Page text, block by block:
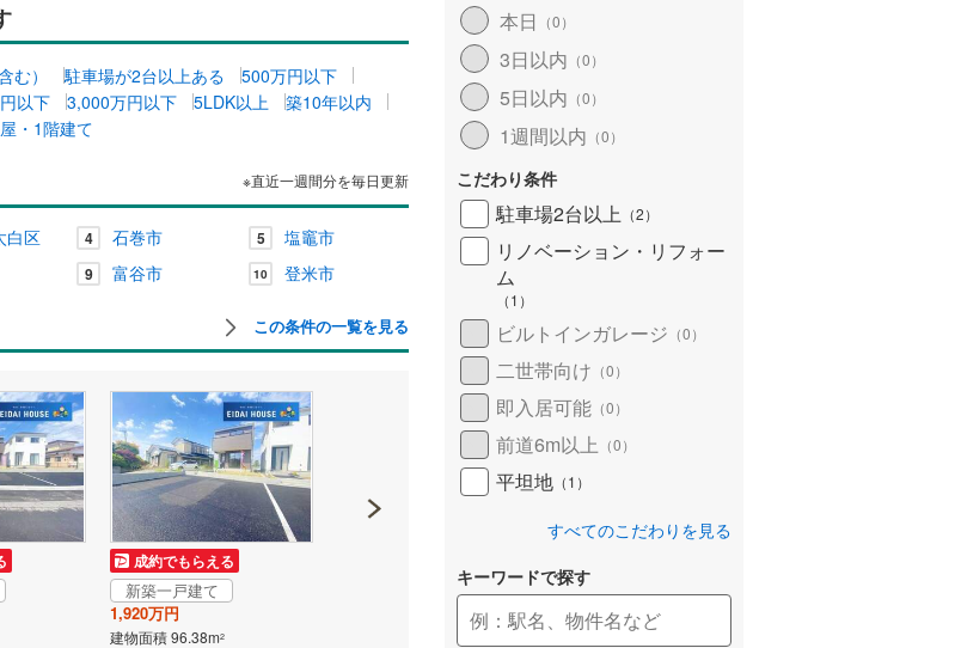
む） 駐車場が2台以上ある
500万円以下
以下 3,000万円以下 5LDK以上
築10年以内
・1階建て
※直近一週間分を毎日更新
白区 4 石巻市 5 塩竈市
9 富谷市 10 登米市
この条件の一覧を見る
成約でもらえる
新築一戸建て
1,920万円
建物面積 96.38m2
新築一戸建て
1,920万円
建物面積 96.38m
本日 （0）
3日以内 （0）
5日以内 （0）
1週間以内 （0）
こだわり条件
駐車場2台以上 （2）
リノベーション・リフォー
ム
（1 ）
ビルトインガレージ （0）
二世帯向け （0）
即入居可能 （0）
前道6m以上 （0）
平坦地 （1 ）
すべてのこだわりを見る
キーワードで探す